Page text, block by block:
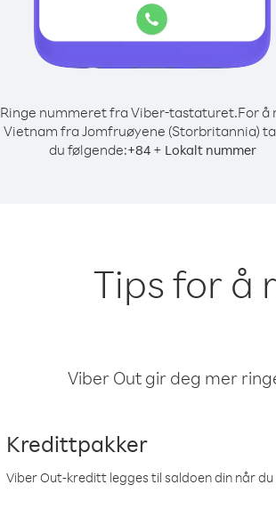
Ringe nummeret fra Viber-tastaturet.For å
Vietnam fra Jomfruøyene (Storbritannia)
du følgende:+84+ Lokalt nummer
Tips for å
Viber Out gir deg mer
Kredittpakker
Viber Out-kreditt legges til saldoen din når